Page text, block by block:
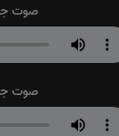
صوت
صوت